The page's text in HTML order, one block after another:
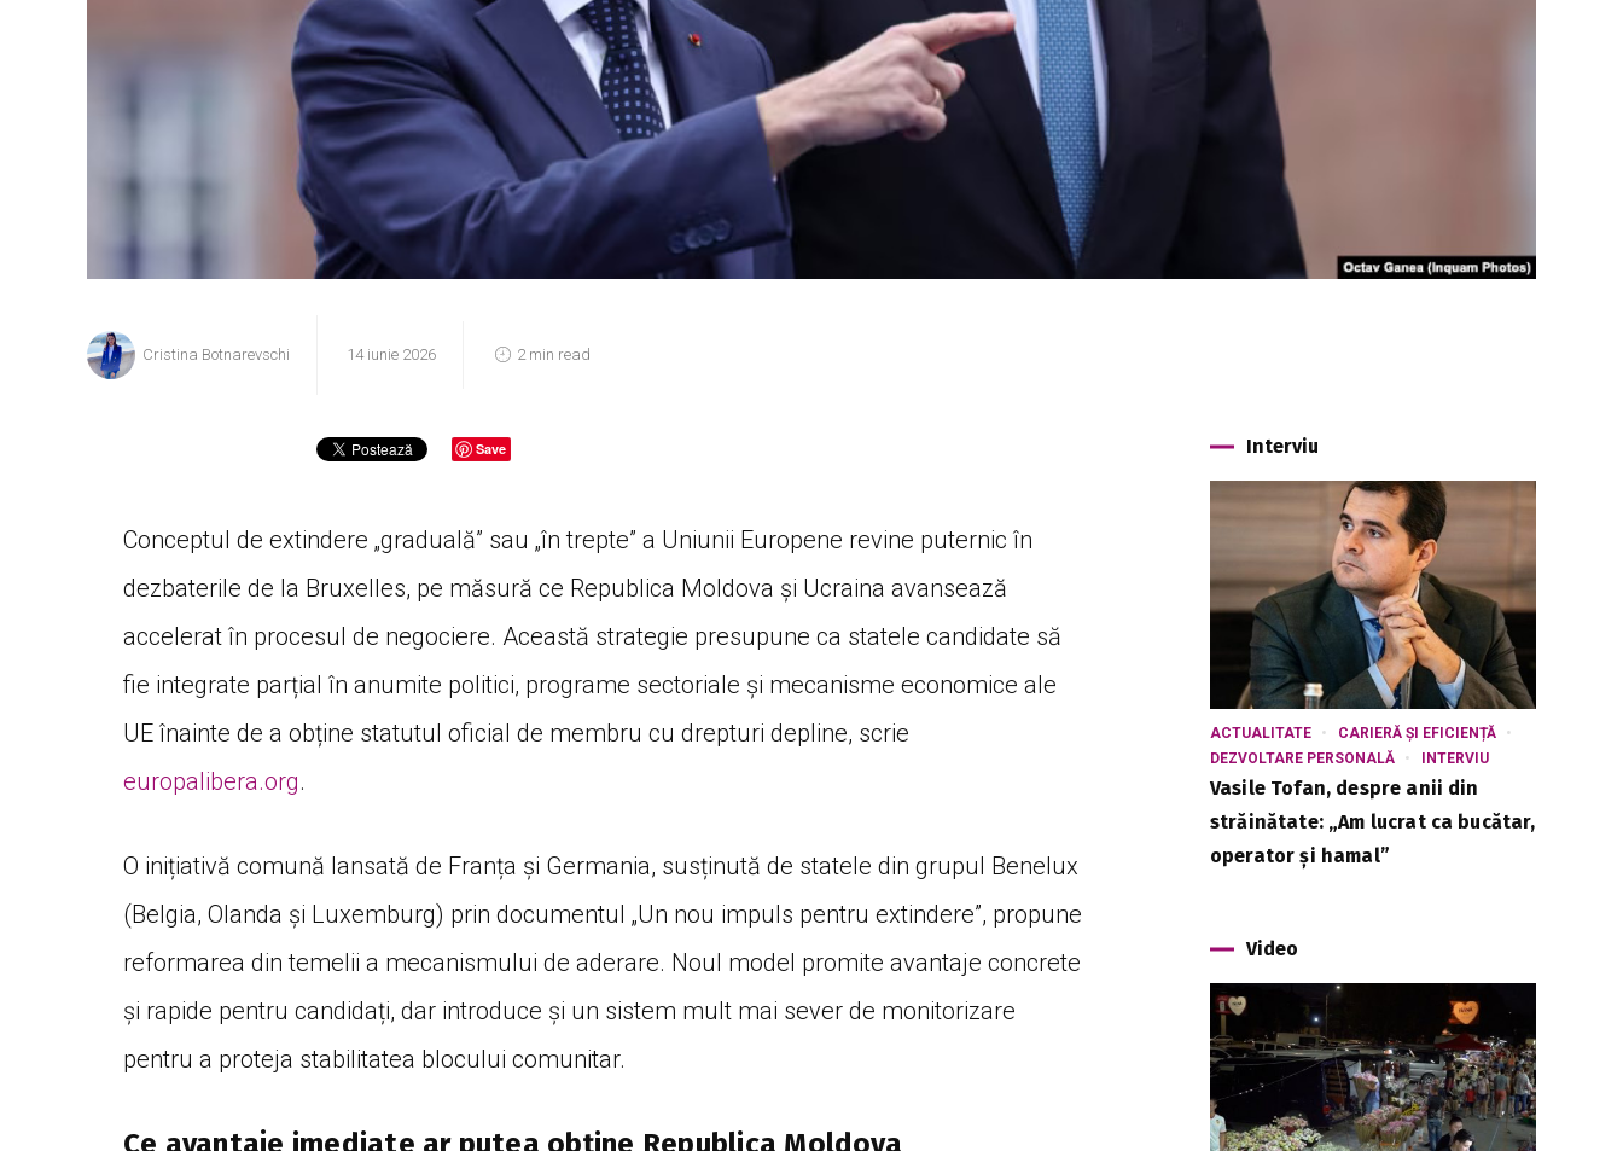
Cristina Botnarevschi 14 iunie 2026 2 min read
Save
Conceptul de extindere „graduală” sau „în trepte” a Uniunii Europene revine puternic în
dezbaterile de la Bruxelles, pe măsură ce Republica Moldova și Ucraina avansează
accelerat în procesul de negociere. Această strategie presupune ca statele candidate să
fie integrate parțial în anumite politici, programe sectoriale și mecanisme economice ale
UE înainte de a obține statutul oficial de membru cu drepturi depline, scrie
europalibera.org.
O inițiativă comună lansată de Franța și Germania, susținută de statele din grupul Benelux
(Belgia, Olanda și Luxemburg) prin documentul „Un nou impuls pentru extindere”, propune
reformarea din temelii a mecanismului de aderare. Noul model promite avantaje concrete
și rapide pentru candidați, dar introduce și un sistem mult mai sever de monitorizare
pentru a proteja stabilitatea blocului comunitar.
Interviu
ACTUALITATE
CARIERĂ ȘI EFICIENȚĂ
DEZVOLTARE PERSONALĂ
INTERVIU
Vasile Tofan, despre anii din
străinătate: „Am lucrat ca bucătar,
operator și hamal”
Video